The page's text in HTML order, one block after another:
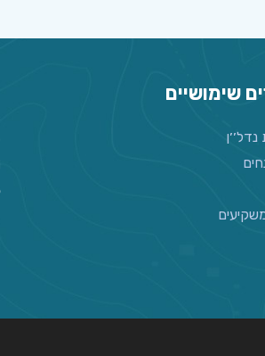
שימושיים